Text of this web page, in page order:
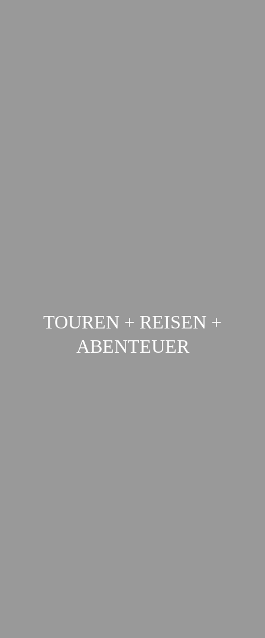
TOUREN + REISEN +
ABENTEUER